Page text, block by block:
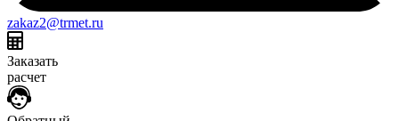
zakaz2@trmet.ru
Заказать
расчет